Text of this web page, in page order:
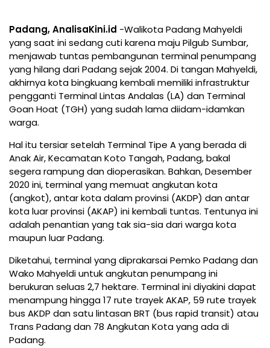
Padang, AnalisaKini.id -Walikota Padang Mahyeldi
yang saat ini sedang cuti karena maju Pilgub Sumbar,
menjawab tuntas pembangunan terminal penumpang
yang hilang dari Padang sejak 2004. Di tangan Mahyeldi,
akhirnya kota bingkuang kembali memiliki infrastruktur
pengganti Terminal Lintas Andalas (LA) dan Terminal
Goan Hoat (TGH) yang sudah lama diidam-idamkan
warga.
Hal itu tersiar setelah Terminal Tipe A yang berada di
Anak Air, Kecamatan Koto Tangah, Padang, bakal
segera rampung dan dioperasikan. Bahkan, Desember
2020 ini, terminal yang memuat angkutan kota
(angkot), antar kota dalam provinsi (AKDP) dan antar
kota luar provinsi (AKAP) ini kembali tuntas. Tentunya ini
adalah penantian yang tak sia-sia dari warga kota
maupun luar Padang.
Diketahui, terminal yang diprakarsai Pemko Padang dan
Wako Mahyeldi untuk angkutan penumpang ini
berukuran seluas 2,7 hektare. Terminal ini diyakini dapat
menampung hingga 17 rute trayek AKAP, 59 rute trayek
bus AKDP dan satu lintasan BRT (bus rapid transit) atau
Trans Padang dan 78 Angkutan Kota yang ada di
Padang.